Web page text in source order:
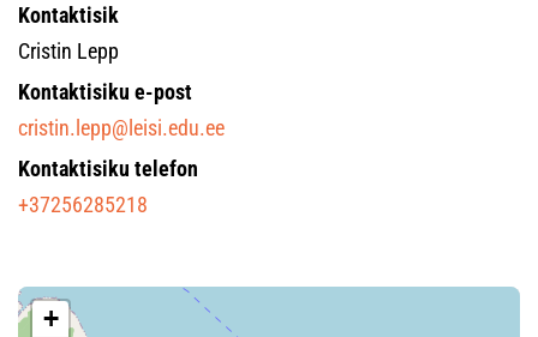
Kontaktisik
Cristin Lepp
Kontaktisiku e-post
cristin.lepp@leisi.edu.ee
Kontaktisiku telefon
+37256285218
+